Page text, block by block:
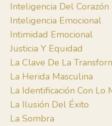
Inteligencia Del Corazón
Inteligencia Emocional
Intimidad Emocional
Justicia Y Equidad
La Clave De La
La Herida Masculina
La Identificación Con Lo
La Ilusión Del Éxito
La Sombra